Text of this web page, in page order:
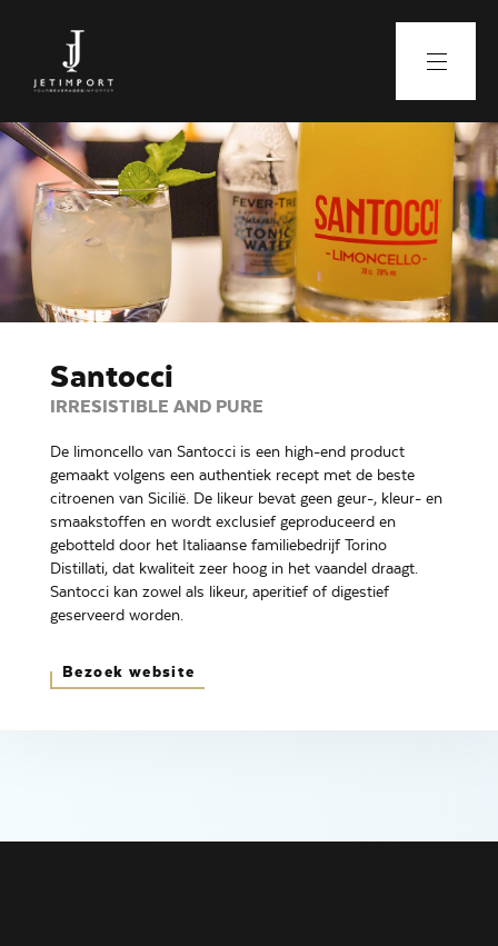
Santocci
IRRESISTIBLE AND PURE
De limoncello van Santocci is een high-end product
gemaakt volgens een authentiek recept met de beste
citroenen van Sicilië. De likeur bevat geen geur-, kleur- en
smaakstoffen en wordt exclusief geproduceerd en
gebotteld door het Italiaanse familiebedrijf Torino
Distillati, dat kwaliteit zeer hoog in het vaandel draagt.
Santocci kan zowel als likeur, aperitief of digestief
geserveerd worden.
Bezoek website